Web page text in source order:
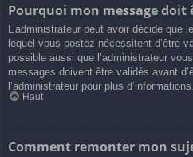
Pourquoi mon message doit
L’administrateur peut avoir décidé que
lequel vous postez nécessitent d’être
possible aussi que l’administrateur
messages doivent être validés avant
l’administrateur pour plus d’informations.
Haut
Comment remonter mon